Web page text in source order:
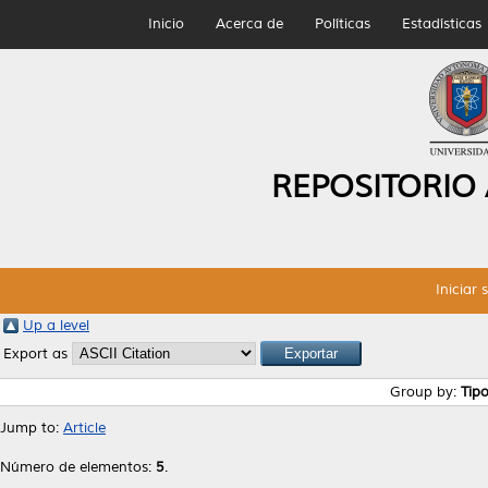
Inicio Acerca de Políticas Estadísticas
Iniciar
Up a level
Export as
Group by:
Jump to: Article
Número de elementos: 5.